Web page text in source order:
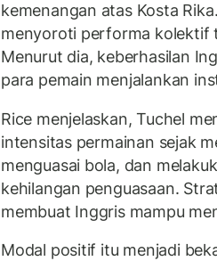
kemenangan atas Kosta
menyoroti performa kolektif
Menurut dia, keberhasilan
para pemain menjalankan
Rice menjelaskan, Tuchel
intensitas permainan sejak
menguasai bola, dan
kehilangan penguasaan.
membuat Inggris mampu
Modal positif itu menjadi